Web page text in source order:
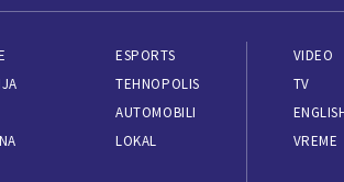
ESPORTS
TEHNOPOLIS
AUTOMOBILI
LOKAL
VIDEO
TV
VREME